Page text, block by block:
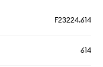
F23224.614
614